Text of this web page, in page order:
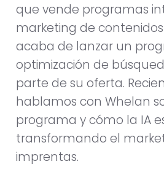
que vende programas
marketing de
acaba de lanzar un
optimización de
parte de su oferta.
hablamos con Whelan
programa y cómo la IA
transformando el
imprentas.